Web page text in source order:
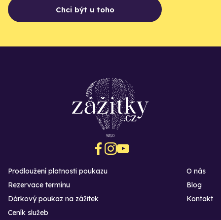
Chci být u toho
Prodloužení platnosti poukazu
Rezervace termínu
Dárkový poukaz na zážitek
O nás
Blog
Kontakt
Ceník služeb